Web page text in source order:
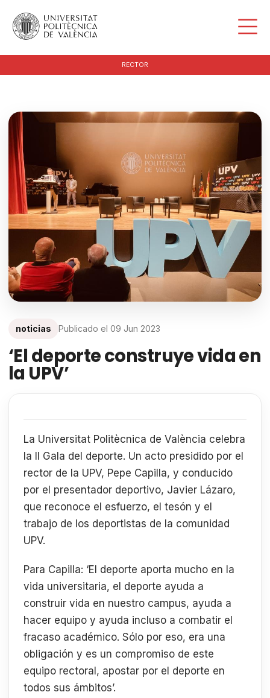
RECTOR
noticias Publicado el 09 Jun 2023
‘El deporte construye vida en
la UPV’
La Universitat Politècnica de València celebra
la II Gala del deporte. Un acto presidido por el
rector de la UPV, Pepe Capilla, y conducido
por el presentador deportivo, Javier Lázaro,
que reconoce el esfuerzo, el tesón y el
trabajo de los deportistas de la comunidad
UPV.
Para Capilla: ‘El deporte aporta mucho en la
vida universitaria, el deporte ayuda a
construir vida en nuestro campus, ayuda a
hacer equipo y ayuda incluso a combatir el
fracaso académico. Sólo por eso, era una
obligación y es un compromiso de este
equipo rectoral, apostar por el deporte en
todos sus ámbitos’.